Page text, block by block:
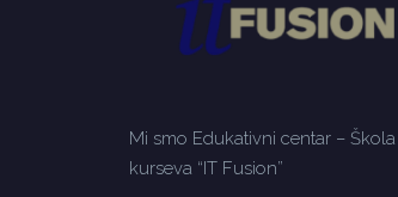
Mi smo Edukativni centar – Škola
kurseva “IT Fusion”